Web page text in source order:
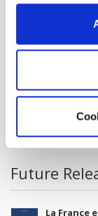
CONDITIONS OF SALE
Future
La France